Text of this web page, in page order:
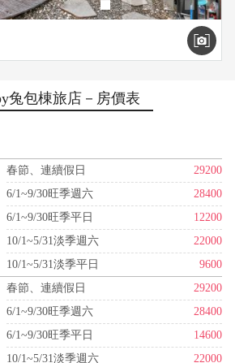
兔包棟旅店－房價表
春節、連續假日
29200
6/1~9/30旺季週六
28400
6/1~9/30旺季平日
12200
10/1~5/31淡季週六
22000
10/1~5/31淡季平日
9600
春節、連續假日
29200
6/1~9/30旺季週六
28400
6/1~9/30旺季平日
14600
10/1~5/31淡季週六
22000